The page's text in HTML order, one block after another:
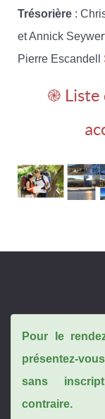
Trésorière :
et Annick
Pierre Escandell
֎ Liste
Pour le
présentez-
sans
contraire.